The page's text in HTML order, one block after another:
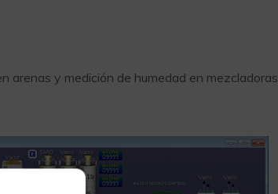
arenas y medición de humedad en mezcladoras.